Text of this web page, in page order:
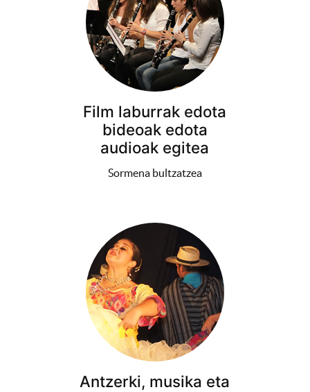
Film laburrak edota
bideoak edota
audioak egitea
Sormena bultzatzea
Antzerki, musika eta